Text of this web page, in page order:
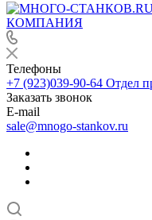
Телефоны
+7 (923)039-90-64 Отдел
Заказать звонок
E-mail
sale@mnogo-stankov.ru